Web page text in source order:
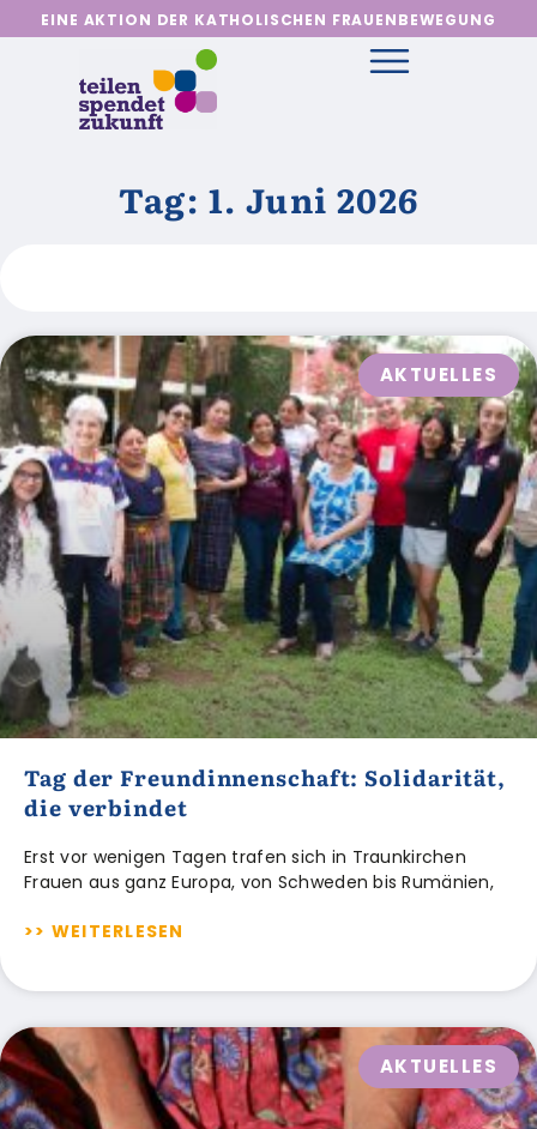
EINE AKTION DER KATHOLISCHEN FRAUENBEWEGUNG
Tag: 1. Juni 2026
AKTUELLES
Tag der Freundinnenschaft: Solidarität,
die verbindet
Erst vor wenigen Tagen trafen sich in Traunkirchen
Frauen aus ganz Europa, von Schweden bis Rumänien,
>> WEITERLESEN
AKTUELLES